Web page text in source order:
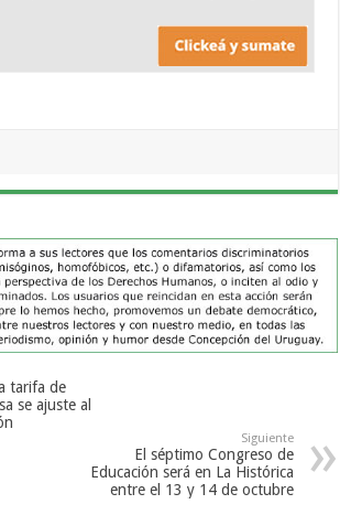
tarifa de
se ajuste al
Siguiente
El séptimo Congreso de
Educación será en La Histórica
entre el 13 y 14 de octubre